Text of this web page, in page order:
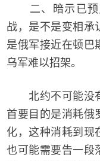
二、暗示已预
战，是不是变相承
是俄军接近在顿巴
乌军难以招架。
北约不可能没有
首要目的是消耗俄
化，这种消耗到现
也可能需要告一段